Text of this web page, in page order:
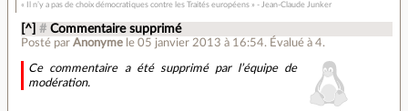
« Il n’y a pas de choix démocratiques contre les Traités européens » - Jean-Claude Junker
[^] # Commentaire supprimé
Posté parAnonyme le 05 janvier 2013 à 16:54. Évalué à4.
Ce commentaire a été supprimé par l’équipe de
modération.